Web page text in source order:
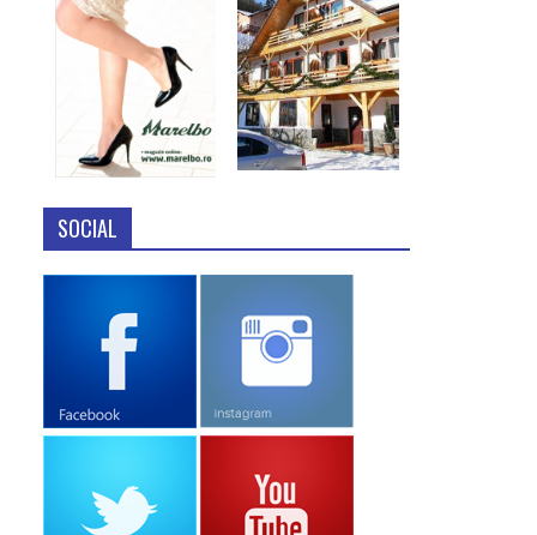
SOCIAL